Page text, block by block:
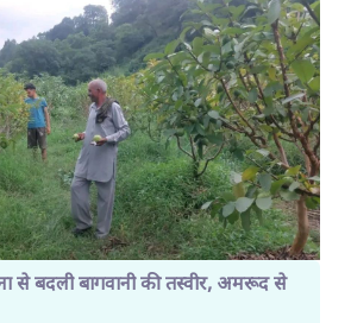
से बदली बागवानी की तस्वीर, अमरूद से